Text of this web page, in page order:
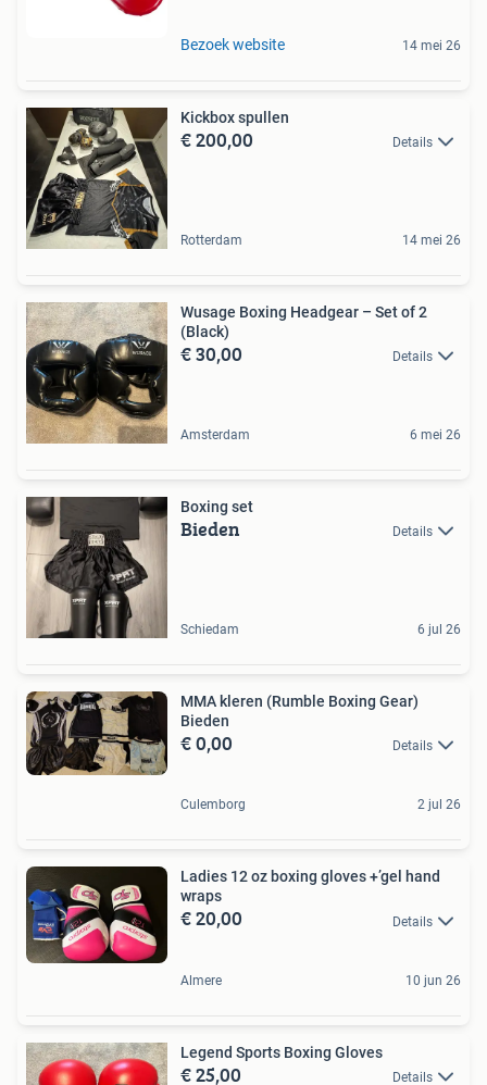
Bezoek website 14 mei 26
Kickbox spullen
€ 200,00 Details
Rotterdam 14 mei 26
Wusage Boxing Headgear – Set of 2
(Black)
€ 30,00 Details
Amsterdam 6 mei 26
Boxing set
Bieden Details
Schiedam 6 jul 26
MMA kleren (Rumble Boxing Gear)
Bieden
€ 0,00 Details
Culemborg 2 jul 26
Ladies 12 oz boxing gloves +’gel hand
wraps
€ 20,00 Details
Almere 10 jun 26
Legend Sports Boxing Gloves
€ 25,00 Details